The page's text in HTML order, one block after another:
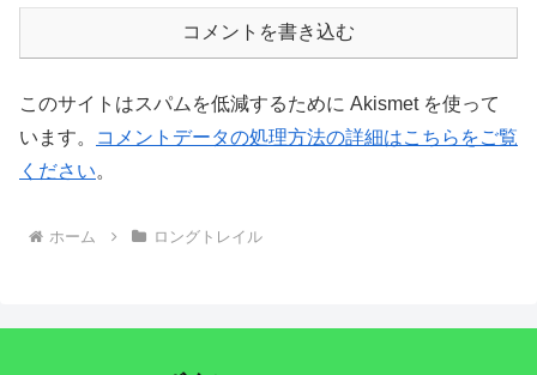
コメントを書き込む
このサイトはスパムを低減するために Akismet を使って
います。
コメントデータの処理方法の詳細はこちらをご覧
ください。
ホーム ロングトレイル